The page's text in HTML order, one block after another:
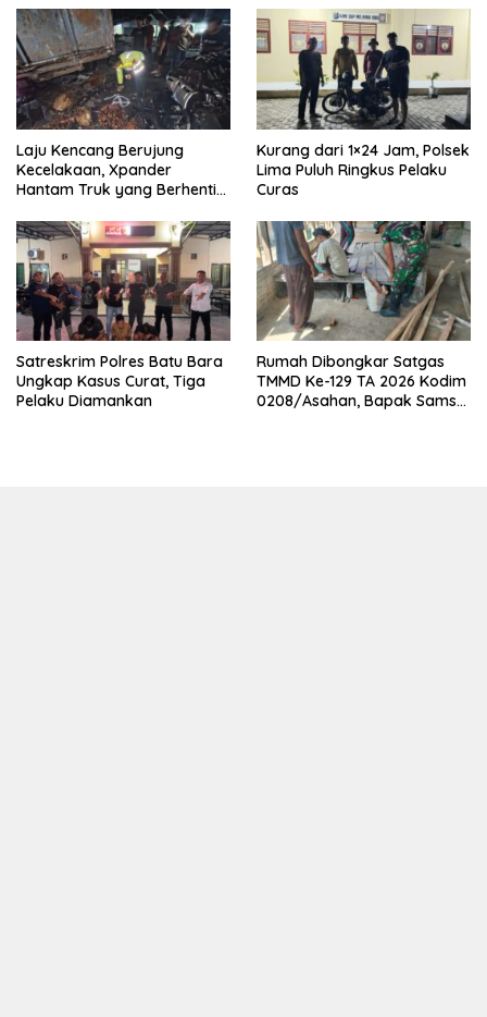
Laju Kencang Berujung
Kecelakaan, Xpander
Hantam Truk yang Berhenti
Kurang dari 1×24 Jam, Polsek
Lima Puluh Ringkus Pelaku
Curas
Satreskrim Polres Batu Bara
Ungkap Kasus Curat, Tiga
Pelaku Diamankan
Rumah Dibongkar Satgas
TMMD Ke-129 TA 2026 Kodim
0208/Asahan, Bapak Samsul